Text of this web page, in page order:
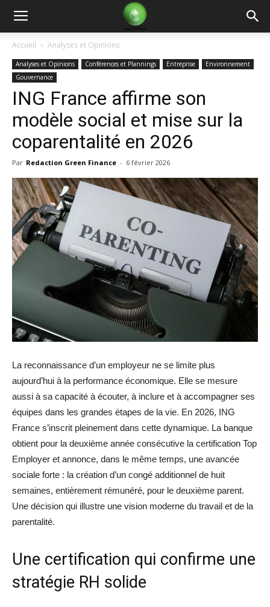
Green
Finance
Accueil Analyses et Opinions
Analyses et Opinions Conférences et Plannings Entreprise
Environnement
Gouvernance
ING France affirme son
modèle social et mise sur la
coparentalité en 2026
Par Redaction Green Finance - 6 février 2026
La reconnaissance d’un employeur ne se limite plus
aujourd’hui à la performance économique. Elle se mesure
aussi à sa capacité à écouter, à inclure et à accompagner ses
équipes dans les grandes étapes de la vie. En 2026, ING
France s’inscrit pleinement dans cette dynamique. La banque
obtient pour la deuxième année consécutive la certification Top
Employer et annonce, dans le même temps, une avancée
sociale forte : la création d’un congé additionnel de huit
semaines, entièrement rémunéré, pour le deuxième parent.
Une décision qui illustre une vision moderne du travail et de la
parentalité.
Une certification qui confirme une
stratégie RH solide